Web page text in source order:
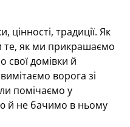
цінності, традиції. Як
те, як ми прикрашаємо
свої домівки й
ворога зі
помічаємо у
й не бачимо в ньому